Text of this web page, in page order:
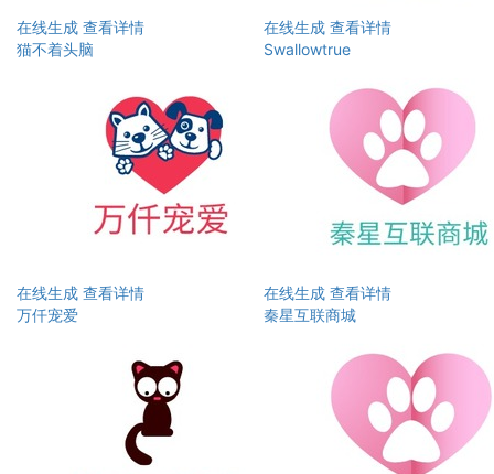
在线生成 查看详情
猫不着头脑
在线生成 查看详情
Swallowtrue
在线生成 查看详情
万仟宠爱
在线生成 查看详情
秦星互联商城